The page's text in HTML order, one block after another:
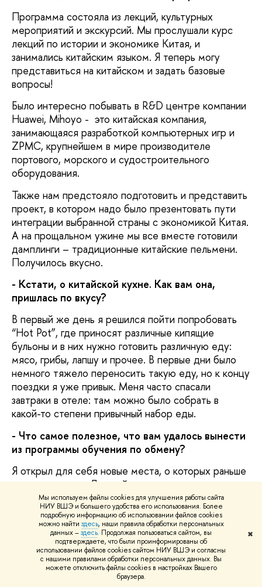
Мы используем файлы cookies для улучшения работы сайта
НИУ ВШЭ и большего удобства его использования. Более
подробную информацию об использовании файлов cookies
можно найти здесь, наши правила обработки персональных
данных –здесь. Продолжая пользоваться сайтом, вы
подтверждаете, что были проинформированы об
использовании файлов cookies сайтом НИУ ВШЭ и согласны
с нашими правилами обработки персональных данных. Вы
можете отключить файлы cookies в настройках Вашего
браузера.
✖
Программа состояла из лекций, культурных
мероприятий и экскурсий. Мы прослушали курс
лекций по истории и экономике Китая, и
занимались китайским языком. Я теперь могу
представиться на китайском и задать базовые
вопросы!
Было интересно побывать в R&D центре компании
Huawei, Mihoyo - это китайская компания,
занимающаяся разработкой компьютерных игр и
ZPMC, крупнейшем в мире производителе
портового, морского и судостроительного
оборудования.
Также нам предстояло подготовить и представить
проект, в котором надо было презентовать пути
интеграции выбранной страны с экономикой Китая.
А на прощальном ужине мы все вместе готовили
дамплинги – традиционные китайские пельмени.
Получилось вкусно.
- Кстати, о китайской кухне. Как вам она,
пришлась по вкусу?
В первый же день я решился пойти попробовать
“Hot Pot”, где приносят различные кипящие
бульоны и в них нужно готовить различную еду:
мясо, грибы, лапшу и прочее. В первые дни было
немного тяжело переносить такую еду, но к концу
поездки я уже привык. Меня часто спасали
завтраки в отеле: там можно было собрать в
какой-то степени привычный набор еды.
- Что самое полезное, что вам удалось вынести
из программы обучения по обмену?
Я открыл для себя новые места, о которых раньше
не задумывался. До этой поездки у меня никогда
не было идеи поехать в Китай, теперь же хочется
продолжить учить язык и снова вернуться туда
изучать другие города. Познакомился со
студентами из разных стран, благодаря чему
отточил свой английский. А с новыми друзьями из
Австралии, которые говорили на китайском, смог
посетить в Шанхае и окрестностях места, в